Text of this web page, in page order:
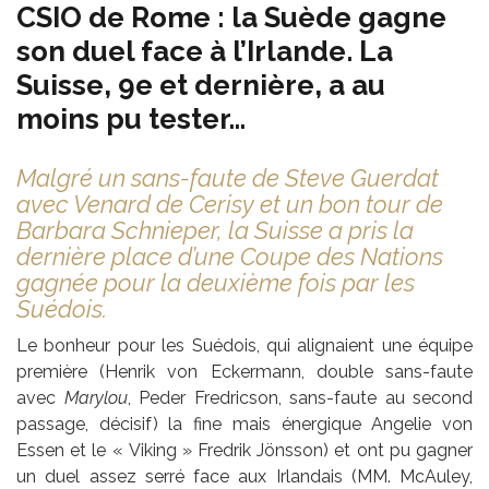
CSIO de Rome : la Suède gagne
son duel face à l’Irlande. La
Suisse, 9e et dernière, a au
moins pu tester…
Malgré un sans-faute de Steve Guerdat
avec Venard de Cerisy et un bon tour de
Barbara Schnieper, la Suisse a pris la
dernière place d’une Coupe des Nations
gagnée pour la deuxième fois par les
Suédois.
Le bonheur pour les Suédois, qui alignaient une équipe
première (Henrik von Eckermann, double sans-faute
avec Marylou, Peder Fredricson, sans-faute au second
passage, décisif) la fine mais énergique Angelie von
Essen et le « Viking » Fredrik Jönsson) et ont pu gagner
un duel assez serré face aux Irlandais (MM. McAuley,